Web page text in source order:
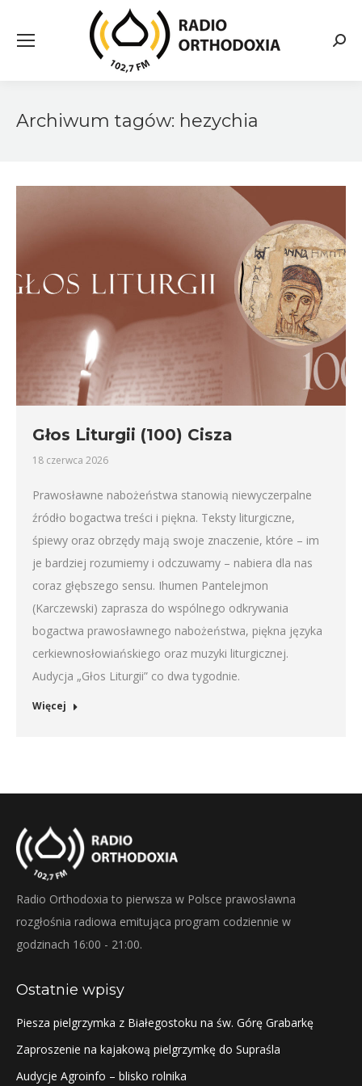
Archiwum tagów: hezychia
Głos Liturgii (100) Cisza
18 czerwca 2026
Prawosławne nabożeństwa stanowią niewyczerpalne
źródło bogactwa treści i piękna. Teksty liturgiczne,
śpiewy oraz obrzędy mają swoje znaczenie, które – im
je bardziej rozumiemy i odczuwamy – nabiera dla nas
coraz głębszego sensu. Ihumen Pantelejmon
(Karczewski) zaprasza do wspólnego odkrywania
bogactwa prawosławnego nabożeństwa, piękna języka
cerkiewnosłowiańskiego oraz muzyki liturgicznej.
Audycja „Głos Liturgii” co dwa tygodnie.
Więcej
Radio Orthodoxia to pierwsza w Polsce prawosławna
rozgłośnia radiowa emitująca program codziennie w
godzinach 16:00 - 21:00.
Ostatnie wpisy
Piesza pielgrzymka z Białegostoku na św. Górę Grabarkę
Zaproszenie na kajakową pielgrzymkę do Supraśla
Audycje Agroinfo – blisko rolnika